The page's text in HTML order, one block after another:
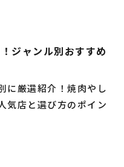
ジャンル別おすすめ
に厳選紹介！焼肉やし
気店と選び方のポイン